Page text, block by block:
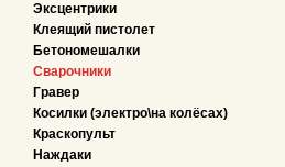
Эксцентрики
Клеящий пистолет
Бетономешалки
Сварочники
Гравер
Косилки (электро\на колёсах)
Краскопульт
Наждаки